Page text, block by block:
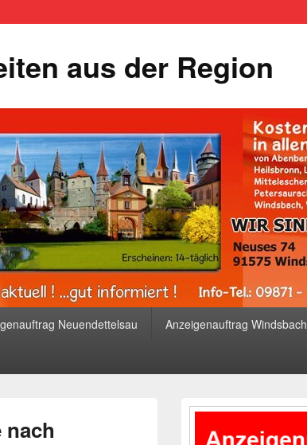
aus der Region
Neuendettelsau Anzeigenauftrag Windsbach
nach
Primärer
Widgetbereich